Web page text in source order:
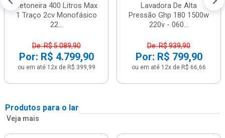
Betoneira 400 Litros Max
1 Traço 2cv Monofásico
22...
De: R$ 5.089,90
Por: R$ 4.799,90
ou em até 12x de R$ 399,99
Lavadora De Alta
Pressão Ghp 180 1500w
220v - 060...
De: R$ 939,90
Por: R$ 799,90
ou em até 12x de R$ 66,66
Produtos para o lar
Veja mais